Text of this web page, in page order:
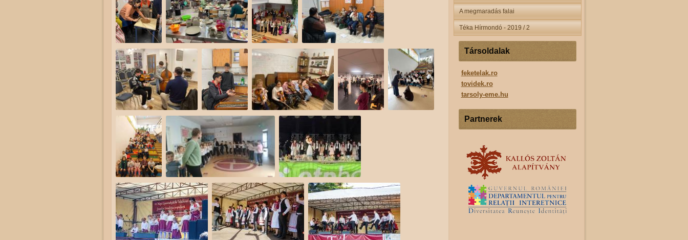
A megmaradás falai
Téka Hírmondó - 2019 / 2
Társoldalak
feketelak.ro
tovidek.ro
tarsoly-eme.hu
Partnerek